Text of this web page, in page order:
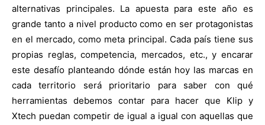
alternativas principales. La apuesta para este año es
grande tanto a nivel producto como en ser protagonistas
en el mercado, como meta principal. Cada país tiene sus
propias reglas, competencia, mercados, etc., y encarar
este desafío planteando dónde están hoy las marcas en
cada territorio será prioritario para saber con qué
herramientas debemos contar para hacer que Klip y
Xtech puedan competir de igual a igual con aquellas que